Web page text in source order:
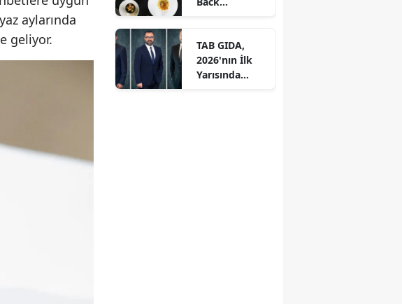
aylarında
geliyor.
Chef’s Table
TAB GIDA,
2026'nın İlk
Yarısında